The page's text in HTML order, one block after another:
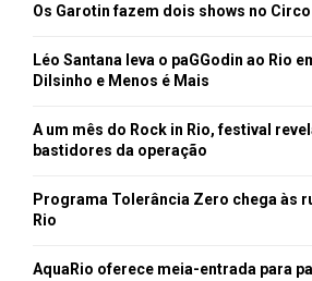
Os Garotin fazem dois shows no
Léo Santana leva o paGGodin ao Rio
Dilsinho e Menos é Mais
A um mês do Rock in Rio, festival
bastidores da operação
Programa Tolerância Zero chega às
Rio
AquaRio oferece meia-entrada para